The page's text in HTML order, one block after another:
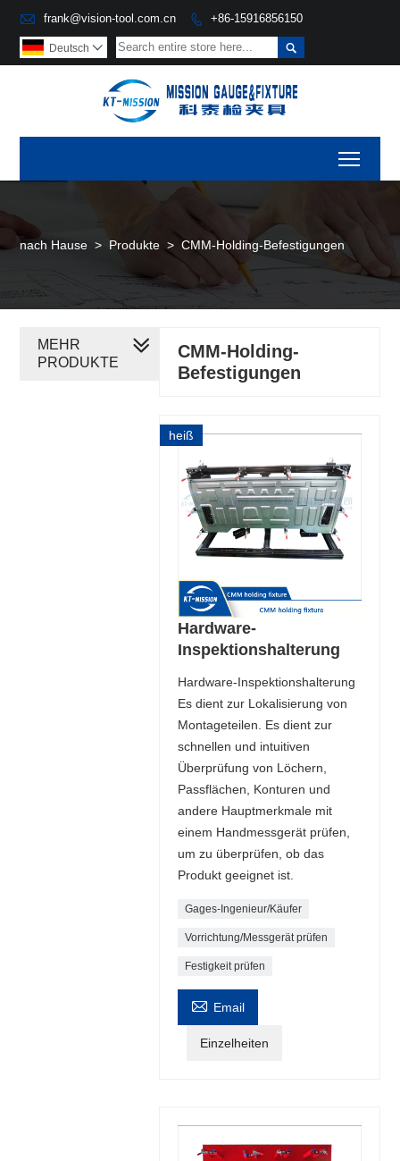
 frank@vision-tool.com.cn  +86-15916856150

Deutsch 
nach Hause > Produkte > CMM-Holding-Befestigungen
CMM-Holding-
Befestigungen
heiß
Hardware-
Inspektionshalterung
Hardware-Inspektionshalterung
Es dient zur Lokalisierung von
Montageteilen. Es dient zur
schnellen und intuitiven
Überprüfung von Löchern,
Passflächen, Konturen und
andere Hauptmerkmale mit
einem Handmessgerät prüfen,
um zu überprüfen, ob das
Produkt geeignet ist.
Gages-Ingenieur/Käufer
Vorrichtung/Messgerät prüfen
Festigkeit prüfen
 Email
Einzelheiten
MEHR
PRODUKTE